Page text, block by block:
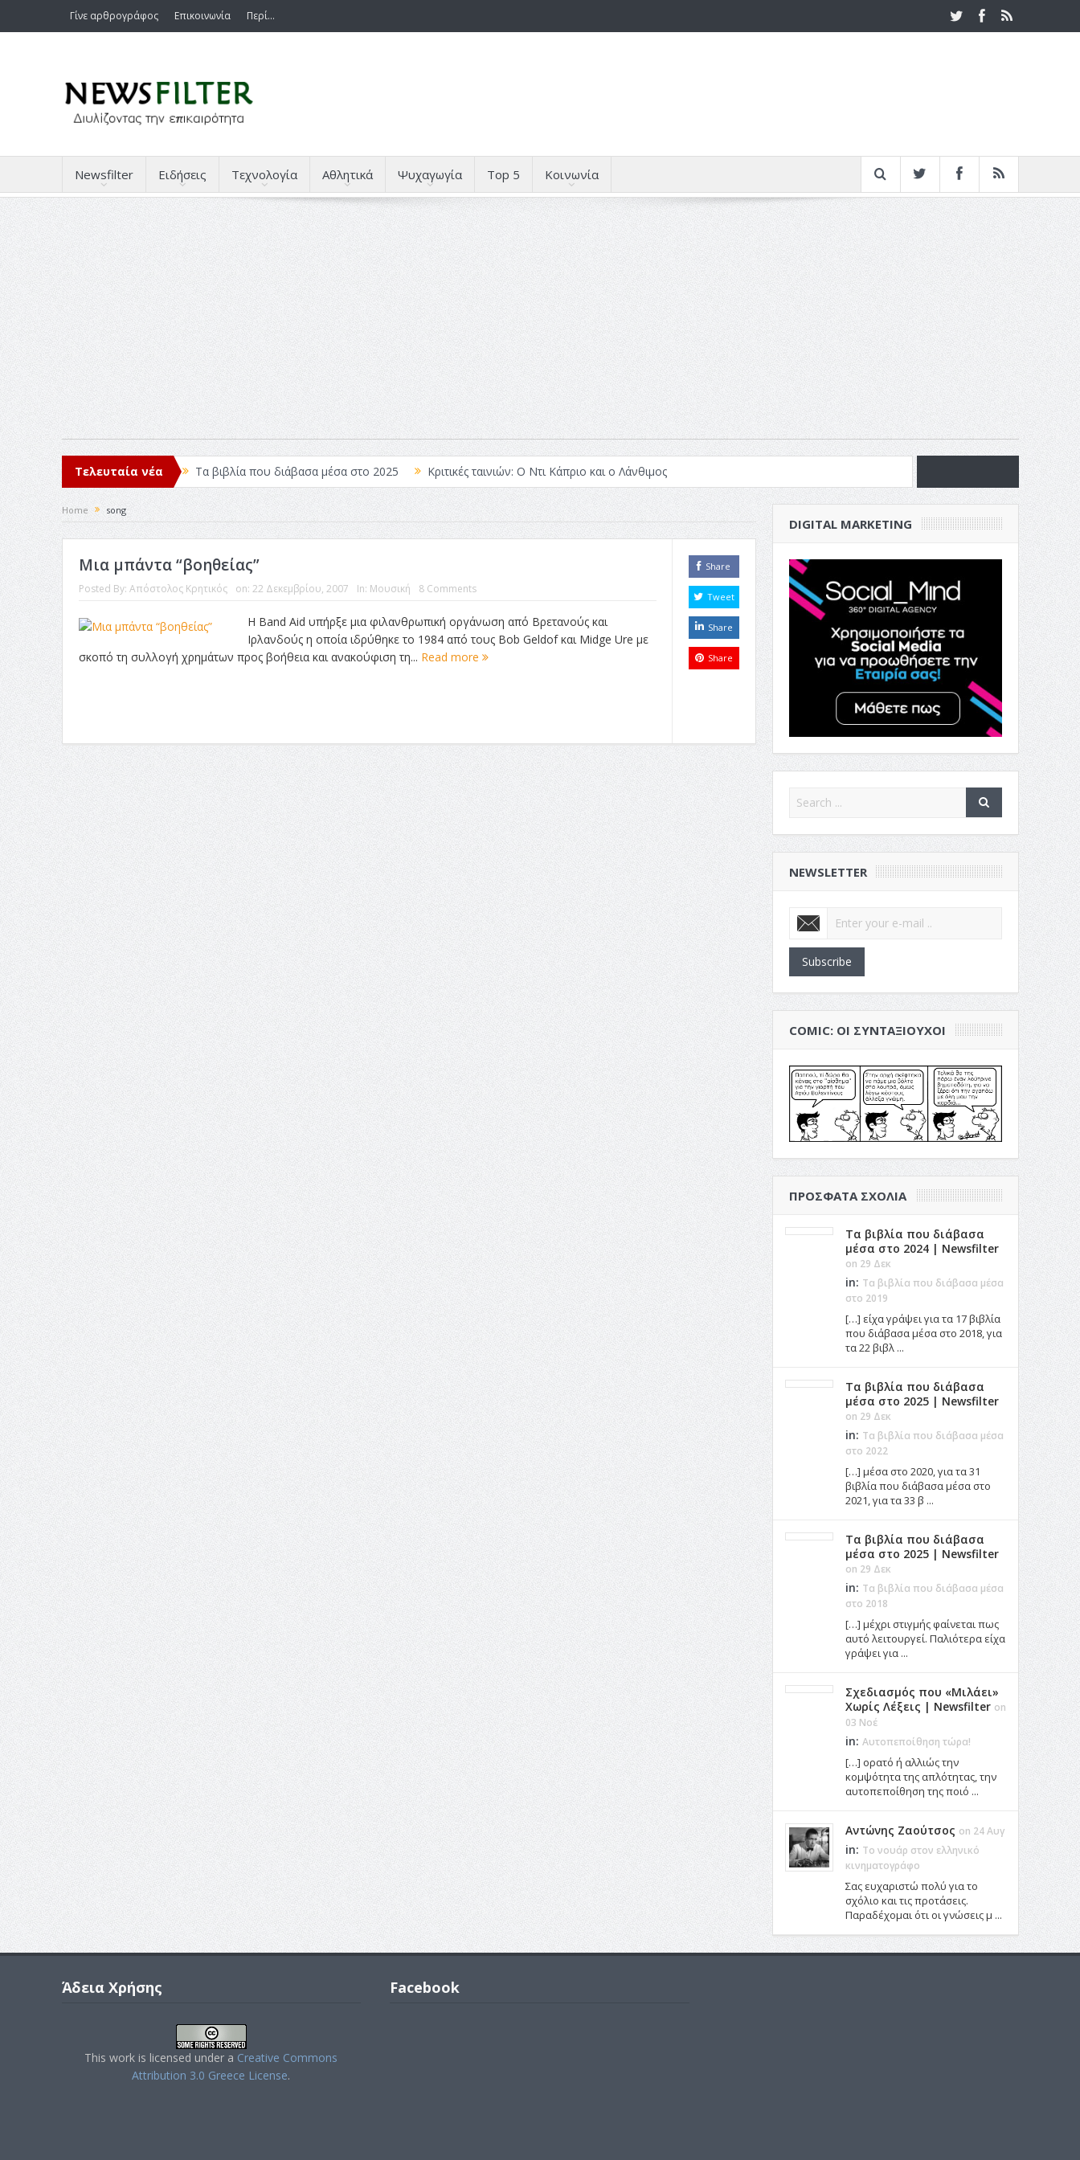
Γίνε αρθρογράφος Επικοινωνία Περί…
Newsfilter Ειδήσεις Τεχνολογία Αθλητικά Ψυχαγωγία Top 5 Κοινωνία
Τελευταία νέα Τα βιβλία που διάβασα μέσα στο 2025
Κριτικές ταινιών: Ο Ντι Κάπριο και ο Λάνθιμος
Σχεδιασμός που «Μιλάει» Χωρίς Λέξεις
Σπιρτόκουτο: η απόλυτη αντισυμβατική καλοκαιρινή ταινία
Το Top 5 της εβδομάδας #517
Το νουάρ στον ελληνικό κινηματογράφο
Η Φροντίδα Έχει Πολλές Μορφές: Κι Όλες Σε Αφορούν
Τρία Βήματα Μπροστά για Σένα και την Επιχείρησή σου
Όψεις και Απόψεις
Αξίζει άραγε?
Home song
Μια μπάντα “βοηθείας”
Posted By: Απόστολος Κρητικός on: 22 Δεκεμβρίου, 2007 In: Μουσική 8 Comments
Η Band Aid υπήρξε μια φιλανθρωπική οργάνωση από Βρετανούς και
Ιρλανδούς η οποία ιδρύθηκε το 1984 από τους Bob Geldof και Midge Ure με
σκοπό τη συλλογή χρημάτων προς βοήθεια και ανακούφιση τη... Read more
Share
Tweet
Share
Share
DIGITAL MARKETING
NEWSLETTER
Subscribe
COMIC: ΟΙ ΣΥΝΤΑΞΙΟΎΧΟΙ
ΠΡΌΣΦΑΤΑ ΣΧΌΛΙΑ
Τα βιβλία που διάβασα
μέσα στο 2024 | Newsfilter
on 29 Δεκ
in: Τα βιβλία που διάβασα μέσα
στο 2019
[…] είχα γράψει για τα 17 βιβλία
που διάβασα μέσα στο 2018, για
τα 22 βιβλ ...
Τα βιβλία που διάβασα
μέσα στο 2025 | Newsfilter
on 29 Δεκ
in: Τα βιβλία που διάβασα μέσα
στο 2022
[…] μέσα στο 2020, για τα 31
βιβλία που διάβασα μέσα στο
2021, για τα 33 β ...
Τα βιβλία που διάβασα
μέσα στο 2025 | Newsfilter
on 29 Δεκ
in: Τα βιβλία που διάβασα μέσα
στο 2018
[…] μέχρι στιγμής φαίνεται πως
αυτό λειτουργεί. Παλιότερα είχα
γράψει για ...
Σχεδιασμός που «Μιλάει»
Χωρίς Λέξεις | Newsfilter on
03 Νοέ
in: Αυτοπεποίθηση τώρα!
[…] ορατό ή αλλιώς την
κομψότητα της απλότητας, την
αυτοπεποίθηση της ποιό ...
Αντώνης Ζαούτσος on 24 Αυγ
in: Το νουάρ στον ελληνικό
κινηματογράφο
Σας ευχαριστώ πολύ για το
σχόλιο και τις προτάσεις.
Παραδέχομαι ότι οι γνώσεις μ ...
Άδεια Χρήσης
This work is licensed under a Creative Commons
Attribution 3.0 Greece License.
Facebook